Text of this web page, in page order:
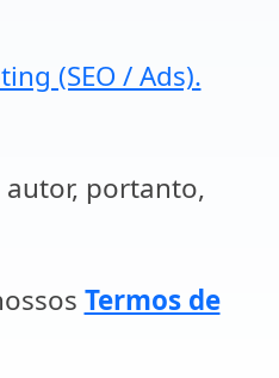
(SEO / Ads).
portanto,
Termos de